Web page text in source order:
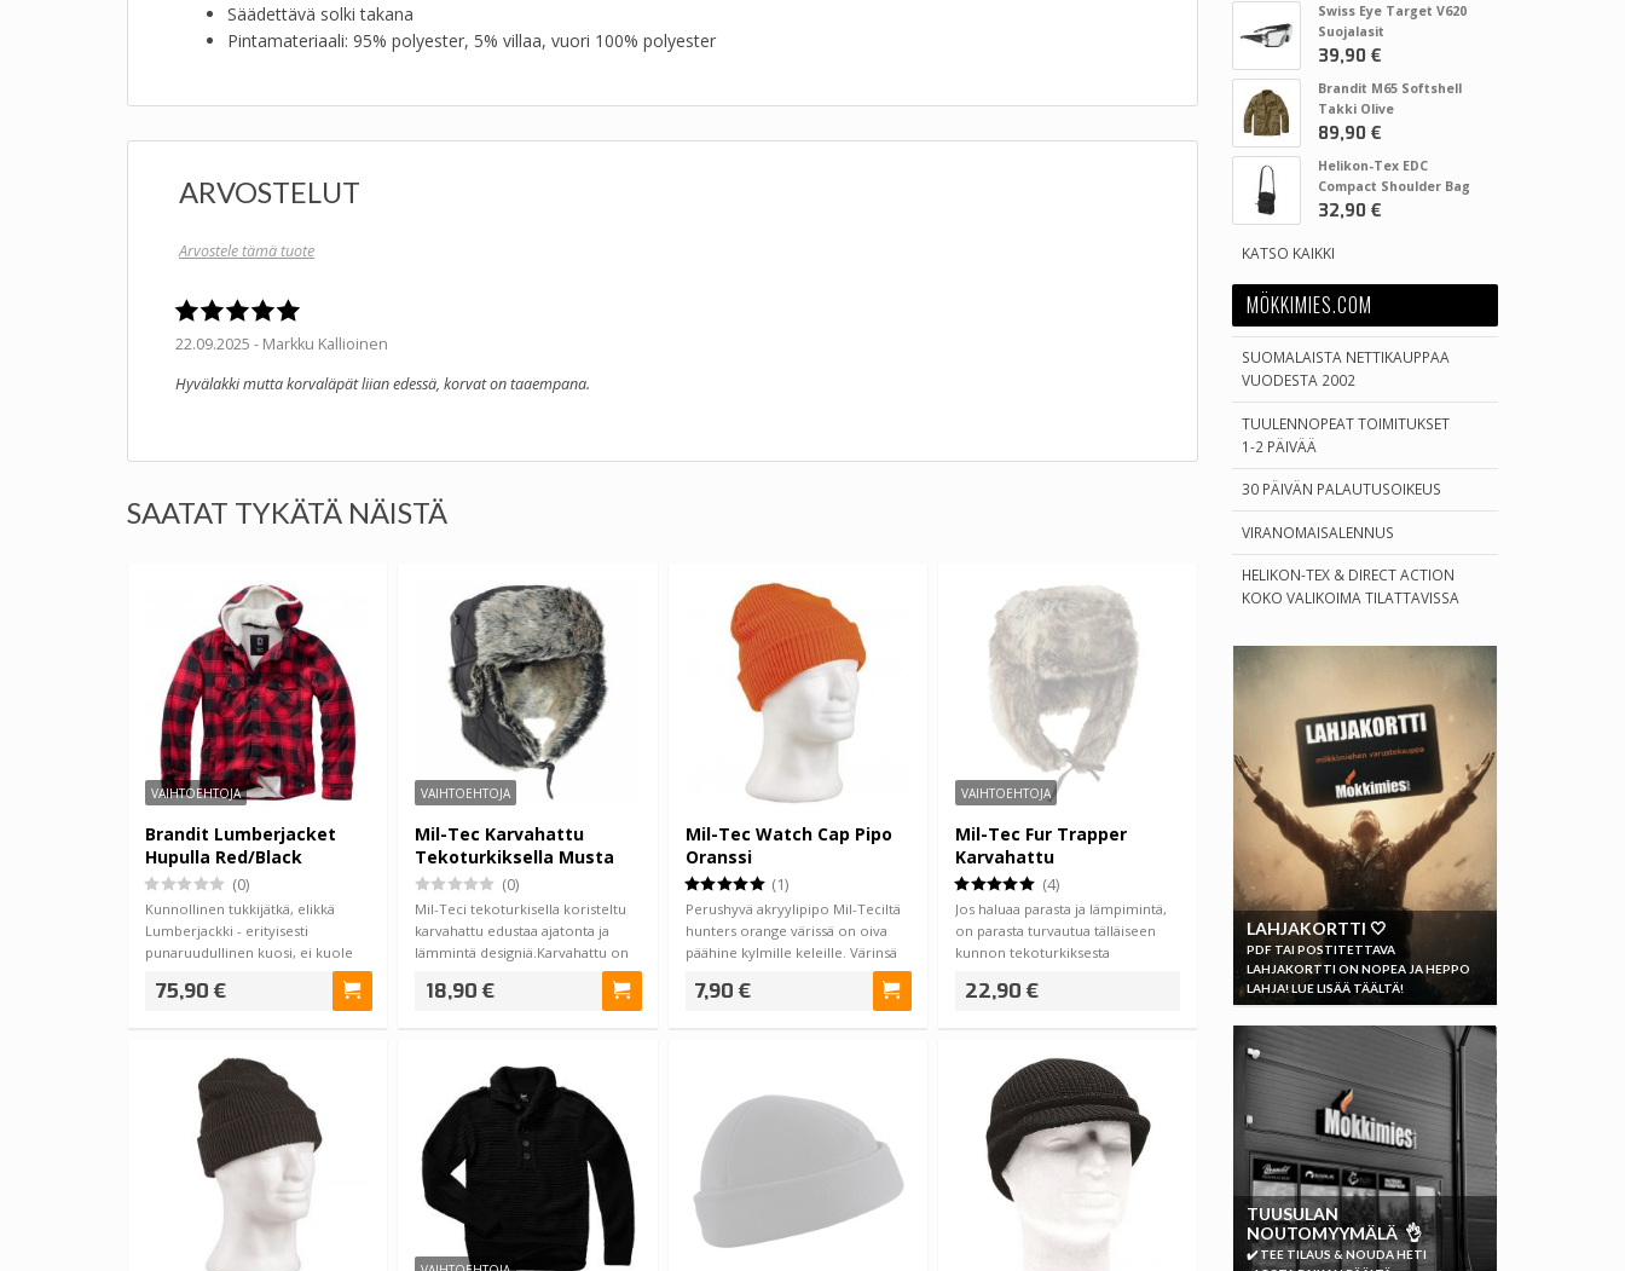
Säädettävä solki takana
Pintamateriaali: 95% polyester, 5% villaa, vuori 100% polyester
ARVOSTELUT
Arvostele tämä tuote
22.09.2025 - Markku Kallioinen
Hyvälakki mutta korvaläpät liian edessä, korvat on taaempana.
SAATAT TYKÄTÄ NÄISTÄ
VAIHTOEHTOJA
Brandit Lumberjacket
Hupulla Red/Black
(0)
Kunnollinen tukkijätkä, elikkä
Lumberjackki - erityisesti
punaruudullinen kuosi, ei kuole
75,90 €
VAIHTOEHTOJA
Mil-Tec Karvahattu
Tekoturkiksella Musta
(0)
Mil-Teci tekoturkisella koristeltu
karvahattu edustaa ajatonta ja
lämmintä designiä.Karvahattu on
18,90 €
Mil-Tec Watch Cap Pipo
Oranssi
(1)
Perushyvä akryylipipo Mil-Teciltä
hunters orange värissä on oiva
päähine kylmille keleille. Värinsä
7,90 €
VAIHTOEHTOJA
Mil-Tec Fur Trapper
Karvahattu
(4)
Jos haluaa parasta ja lämpimintä,
on parasta turvautua tälläiseen
kunnon tekoturkiksesta
22,90 €
Swiss Eye Target V620
Suojalasit
39,90 €
Brandit M65 Softshell
Takki Olive
89,90 €
Helikon-Tex EDC
Compact Shoulder Bag
32,90 €
KATSO KAIKKI
MÖKKIMIES.COM
SUOMALAISTA NETTIKAUPPAA
VUODESTA 2002
TUULENNOPEAT TOIMITUKSET
1-2 PÄIVÄÄ
30 PÄIVÄN PALAUTUSOIKEUS
VIRANOMAISALENNUS
HELIKON-TEX & DIRECT ACTION
KOKO VALIKOIMA TILATTAVISSA
LAHJAKORTTI 🤍
PDF TAI POSTITETTAVA
LAHJAKORTTI ON NOPEA JA HEPPO
LAHJA! LUE LISÄÄ TÄÄLTÄ!
TUUSULAN
NOUTOMYYMÄLÄ 👌
✔️ TEE TILAUS & NOUDA HETI